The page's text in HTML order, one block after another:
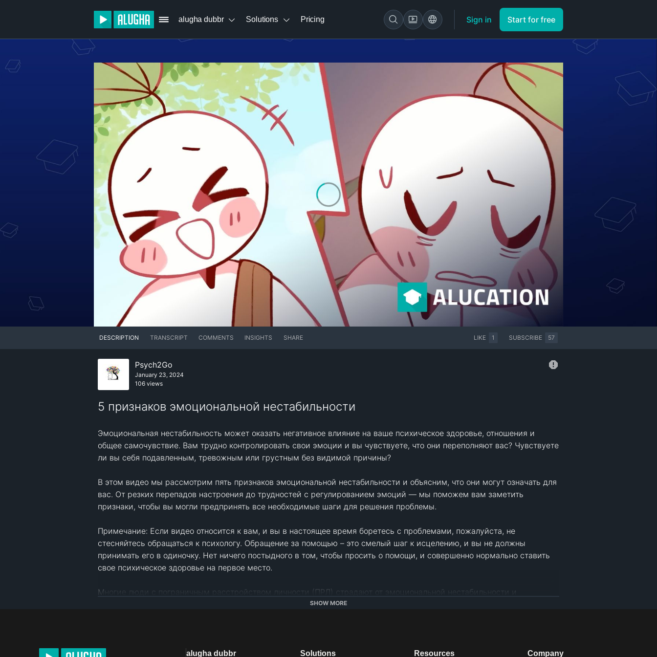
alugha dubbr Solutions Pricing Sign in Start for free
DESCRIPTION TRANSCRIPT COMMENTS INSIGHTS SHARE LIKE 1 SUBSCRIBE 57
Psych2Go
January 23, 2024
106 views
5 признаков эмоциональной нестабильности
Эмоциональная нестабильность может оказать негативное влияние на ваше психическое здоровье, отношения и
общее самочувствие. Вам трудно контролировать свои эмоции и вы чувствуете, что они переполняют вас? Чувствуете
ли вы себя подавленным, тревожным или грустным без видимой причины?
В этом видео мы рассмотрим пять признаков эмоциональной нестабильности и объясним, что они могут означать для
вас. От резких перепадов настроения до трудностей с регулированием эмоций — мы поможем вам заметить
признаки, чтобы вы могли предпринять все необходимые шаги для решения проблемы.
Примечание: Если видео относится к вам, и вы в настоящее время боретесь с проблемами, пожалуйста, не
стесняйтесь обращаться к психологу. Обращение за помощью – это смелый шаг к исцелению, и вы не должны
принимать его в одиночку. Нет ничего постыдного в том, чтобы просить о помощи, и совершенно нормально ставить
свое психическое здоровье на первое место.
Многие люди с пограничным расстройством личности (ПРЛ) страдают от эмоциональной нестабильности и
Сценарист: Келли Сунг
SHOW MORE
alugha dubbr Solutions Resources Company